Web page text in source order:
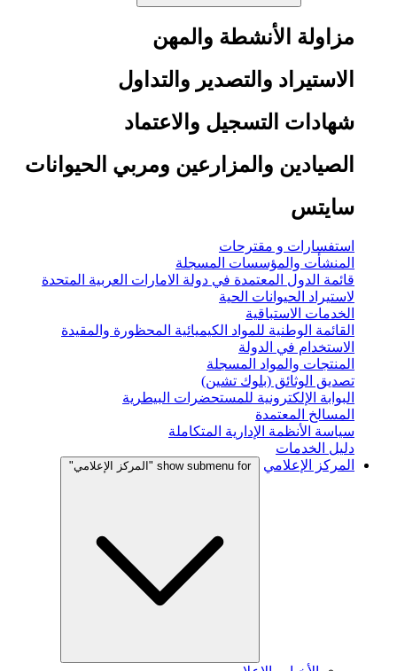
مزاولة الأنشطة والمهن
الاستيراد والتصدير والتداول
شهادات التسجيل والاعتماد
الصيادين والمزارعين ومربي الحيوانات
سايتس
استفسارات و مقترحات
المنشأت والمؤسسات المسجلة
قائمة الدول المعتمدة في دولة الامارات العربية المتحدة
لاستيراد الحيوانات الحية
الخدمات الاستباقية
القائمة الوطنية للمواد الكيميائية المحظورة والمقيدة
الاستخدام في الدولة
المنتجات والمواد المسجلة
تصديق الوثائق (بلوك تشين)
البوابة الإلكترونية للمستحضرات البيطرية
المسالخ المعتمدة
سياسة الأنظمة الإدارية المتكاملة
دليل الخدمات
المركز الإعلامي
show submenu for "المركز الإعلامي"